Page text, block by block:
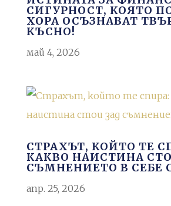
СИГУРНОСТ, КОЯТО
ХОРА ОСЪЗНАВАТ
КЪСНО!
май 4, 2026
СТРАХЪТ, КОЙТО ТЕ
КАКВО НАИСТИНА
СЪМНЕНИЕТО В СЕБЕ
апр. 25, 2026